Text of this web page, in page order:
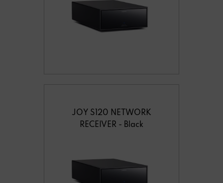
JOY S120 NETWORK
RECEIVER - Black